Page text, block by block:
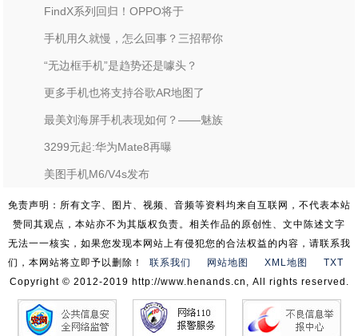
FindX系列回归！OPPO将于
手机用久就慢，怎么回事？三招帮你
“无边框手机”是趋势还是噱头？
更多手机也将支持谷歌AR地图了
最美刘海屏手机表现如何？——魅族
3299元起:华为Mate8再曝
美图手机M6/V4s发布
免责声明：所有文字、图片、视频、音频等资料均来自互联网，不代表本站
赞同其观点，本站亦不为其版权负责。相关作品的原创性、文中陈述文字
无法一一核实，如果您发现本网站上有侵犯您的合法权益的内容，请联系我
们，本网站将立即予以删除！
联系我们 网站地图 XML地图
TXT
Copyright © 2012-2019 http://www.henands.cn, All rights reserved.